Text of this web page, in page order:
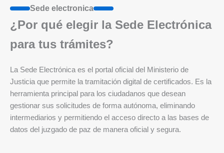
Sede electronica
¿Por qué elegir la Sede Electrónica
para tus trámites?
La Sede Electrónica es el portal oficial del Ministerio de
Justicia que permite la tramitación digital de certificados. Es la
herramienta principal para los ciudadanos que desean
gestionar sus solicitudes de forma autónoma, eliminando
intermediarios y permitiendo el acceso directo a las bases de
datos del juzgado de paz de manera oficial y segura.